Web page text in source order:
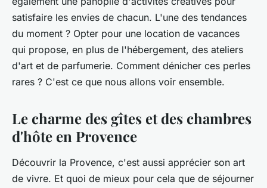
satisfaire les envies de chacun. L'une des tendances
du moment ? Opter pour une location de vacances
qui propose, en plus de l'hébergement, des ateliers
d'art et de parfumerie. Comment dénicher ces perles
rares ? C'est ce que nous allons voir ensemble.
Le charme des gîtes et des chambres
d'hôte en Provence
Découvrir la Provence, c'est aussi apprécier son art
de vivre. Et quoi de mieux pour cela que de séjourner